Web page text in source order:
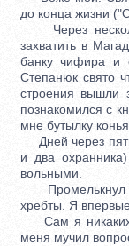
до конца жизни
Через
захватить в
банку чифира и
Степанюк свято
строения вышли
познакомился с
мне бутылку
Дней через
и два
вольными.
Промелькнул
хребты. Я
Сам я никаких
меня мучил